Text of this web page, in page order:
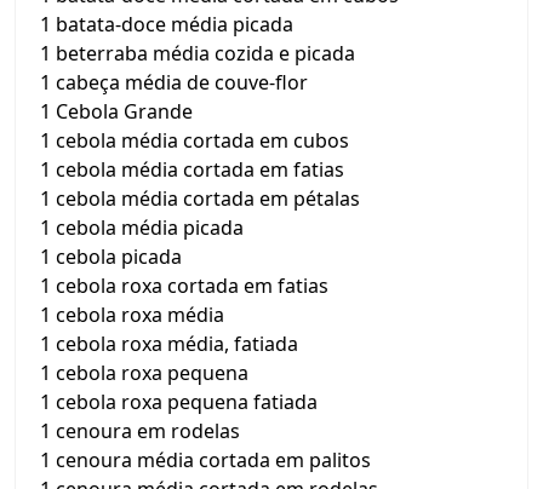
1 batata-doce média picada
1 beterraba média cozida e picada
1 cabeça média de couve-flor
1 Cebola Grande
1 cebola média cortada em cubos
1 cebola média cortada em fatias
1 cebola média cortada em pétalas
1 cebola média picada
1 cebola picada
1 cebola roxa cortada em fatias
1 cebola roxa média
1 cebola roxa média, fatiada
1 cebola roxa pequena
1 cebola roxa pequena fatiada
1 cenoura em rodelas
1 cenoura média cortada em palitos